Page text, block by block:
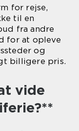
for rejse,
til en
fra andre
for at opleve
og
billigere pris.
vide